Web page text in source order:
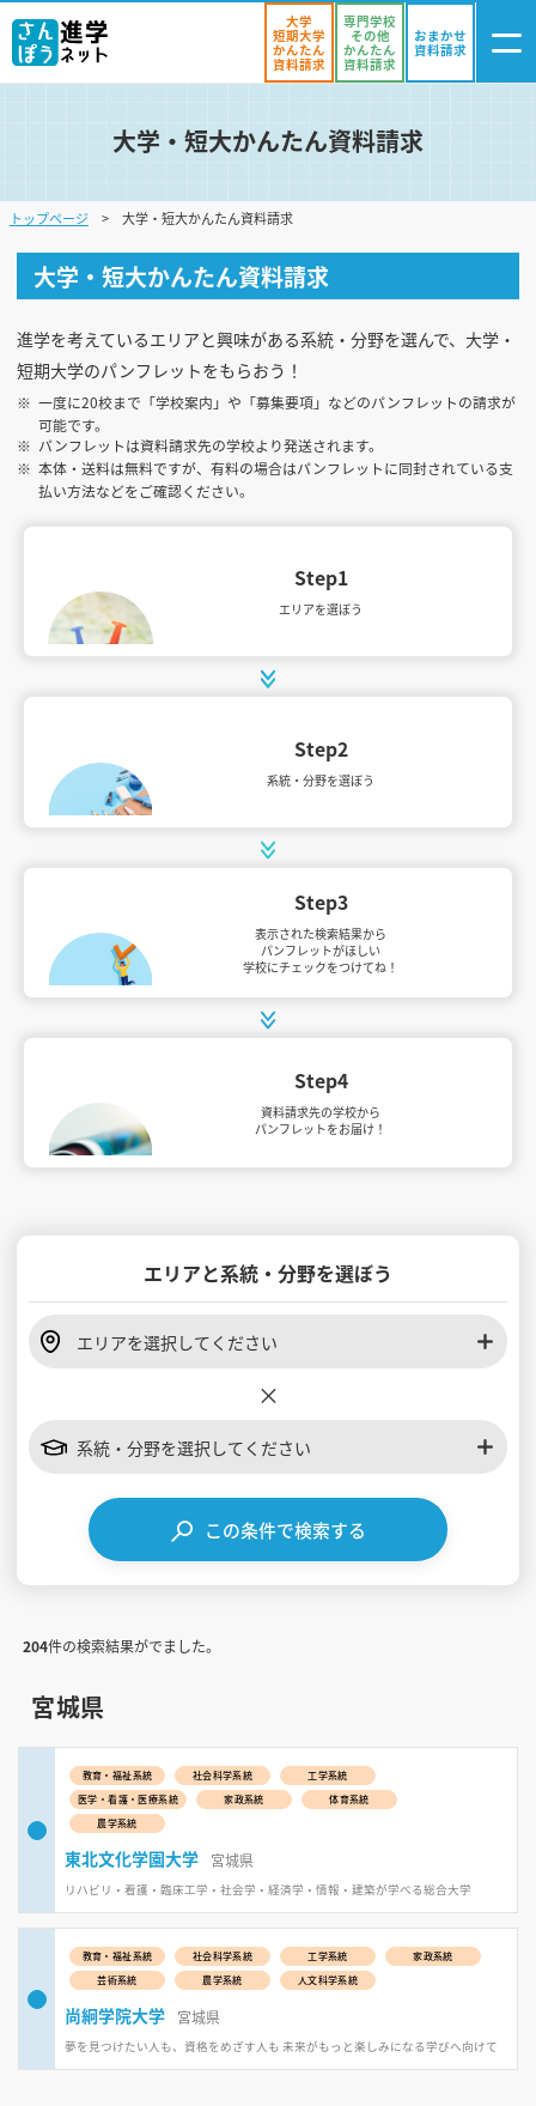
ログイン
・登録
気になる
学校を探す
オープンキャンパスを探す
進学イベント
お役立ち情報
見学会WEB手引書
校内オンラインガイダンス
アンケートフォーム（学校用）
大学
短期大学
かんたん
資料請求
専門学校
その他
かんたん
資料請求
おまかせ
資料請求
大学・短大かんたん資料請求
トップページ 大学・短大かんたん資料請求
大学・短大かんたん資料請求
進学を考えているエリアと興味がある系統・分野を選んで、大学・
短期大学のパンフレットをもらおう！
一度に20校まで「学校案内」や「募集要項」などのパンフレットの請求が
可能です。
パンフレットは資料請求先の学校より発送されます。
本体・送料は無料ですが、有料の場合はパンフレットに同封されている支
払い方法などをご確認ください。
Step1
エリアを選ぼう
Step2
系統・分野を選ぼう
Step3
表示された検索結果から
パンフレットがほしい
学校にチェックをつけてね！
Step4
資料請求先の学校から
パンフレットをお届け！
エリアと系統・分野を選ぼう
エリアを選択してください
×
系統・分野を選択してください
この条件で検索する
204件の検索結果がでました。
宮城県
教育・福祉系統 社会科学系統
工学系統
医学・看護・医療系統
家政系統
体育系統
農学系統
東北文化学園大学 宮城県
リハビリ・看護・臨床工学・社会学・経済学・情報・建築が学べる総合大学
教育・福祉系統 社会科学系統 工学系統
家政系統
芸術系統
農学系統 人文科学系統
尚絅学院大学 宮城県
夢を見つけたい人も、資格をめざす人も 未来がもっと楽しみになる学びへ向けて